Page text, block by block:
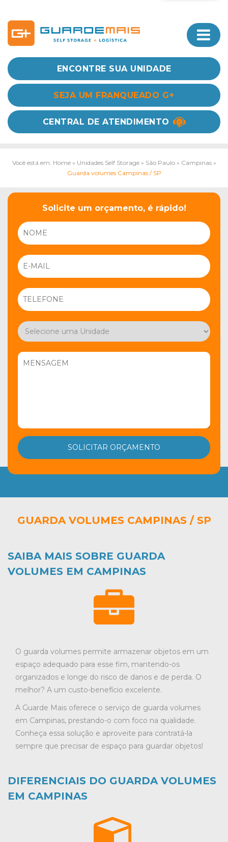
ENCONTRE SUA UNIDADE
SEJA UM FRANQUEADO G+
CENTRAL DE ATENDIMENTO
Você está em: Home» Unidades Self Storage» São Paulo» Campinas»
Guarda volumes Campinas / SP
Solicite um orçamento, é rápido!
GUARDA VOLUMES CAMPINAS / SP
SAIBA MAIS SOBRE GUARDA
VOLUMES EM CAMPINAS
O guarda volumes permite armazenar objetos em um
espaço adequado para esse fim, mantendo-os
organizados e longe do risco de danos e de perda. O
melhor? A um custo-benefício excelente.
A Guarde Mais oferece o serviço de guarda volumes
em Campinas, prestando-o com foco na qualidade.
Conheça essa solução e aproveite para contratá-la
sempre que precisar de espaço para guardar objetos!
DIFERENCIAIS DO GUARDA VOLUMES
EM CAMPINAS